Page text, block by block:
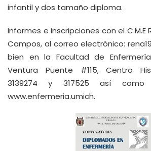
infantil y dos tamaño diploma.
Informes e inscripciones con el C.M.E
Campos, al correo electrónico:
bien en la Facultad de
Ventura Puente #115, Centro
3139274 y 317525 así
www.enfermeria.umich.